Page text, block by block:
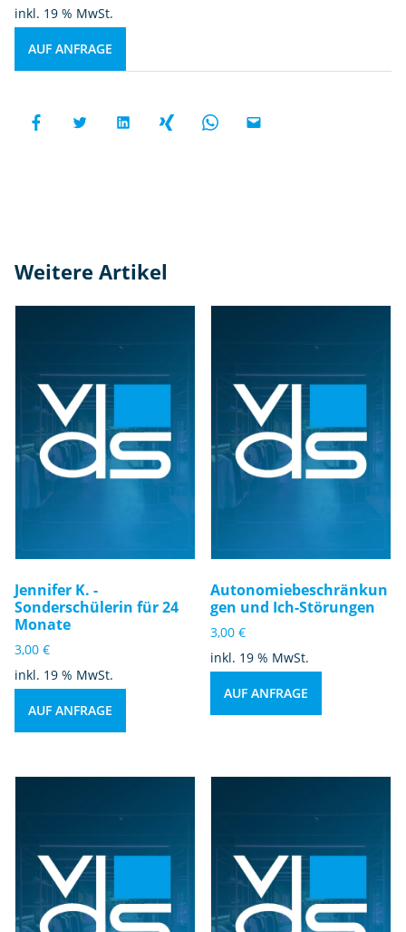
inkl. 19 % MwSt.
AUF ANFRAGE
Weitere Artikel
Jennifer K. -
Sonderschülerin für 24
Monate
3,00 €
inkl. 19 % MwSt.
AUF ANFRAGE
Autonomiebeschränkun
gen und Ich-Störungen
3,00€
inkl. 19 % MwSt.
AUF ANFRAGE